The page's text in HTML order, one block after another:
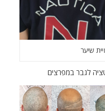
שיער
לגבר במפרצים